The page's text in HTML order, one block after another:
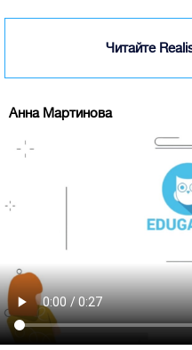
Читайте
Анна Мартинова